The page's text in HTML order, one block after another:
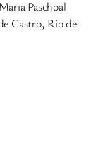
Paschoal
Castro, Rio de